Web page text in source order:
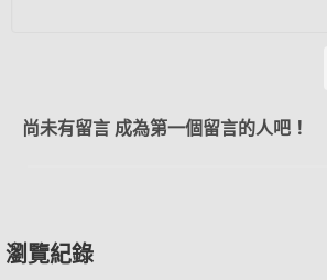
尚未有留言 成為第一個留言的人吧！
瀏覽紀錄